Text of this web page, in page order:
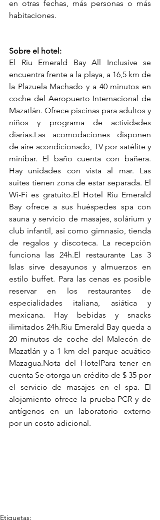
en otras fechas, más personas o más
habitaciones.
Sobre el hotel:
El Riu Emerald Bay All Inclusive se
encuentra frente a la playa, a 16,5 km de
la Plazuela Machado y a 40 minutos en
coche del Aeropuerto Internacional de
Mazatlán. Ofrece piscinas para adultos y
niños y programa de actividades
diarias.Las acomodaciones disponen
de aire acondicionado, TV por satélite y
minibar. El baño cuenta con bañera.
Hay unidades con vista al mar. Las
suites tienen zona de estar separada. El
Wi-Fi es gratuito.El Hotel Riu Emerald
Bay ofrece a sus huéspedes spa con
sauna y servicio de masajes, solárium y
club infantil, así como gimnasio, tienda
de regalos y discoteca. La recepción
funciona las 24h.El restaurante Las 3
Islas sirve desayunos y almuerzos en
estilo buffet. Para las cenas es posible
reservar en los restaurantes de
especialidades italiana, asiática y
mexicana. Hay bebidas y snacks
ilimitados 24h.Riu Emerald Bay queda a
20 minutos de coche del Malecón de
Mazatlán y a 1 km del parque acuático
Mazagua.Nota del HotelPara tener en
cuenta Se otorga un crédito de $ 35 por
el servicio de masajes en el spa. El
alojamiento ofrece la prueba PCR y de
antígenos en un laboratorio externo
por un costo adicional.
Etiquetas: